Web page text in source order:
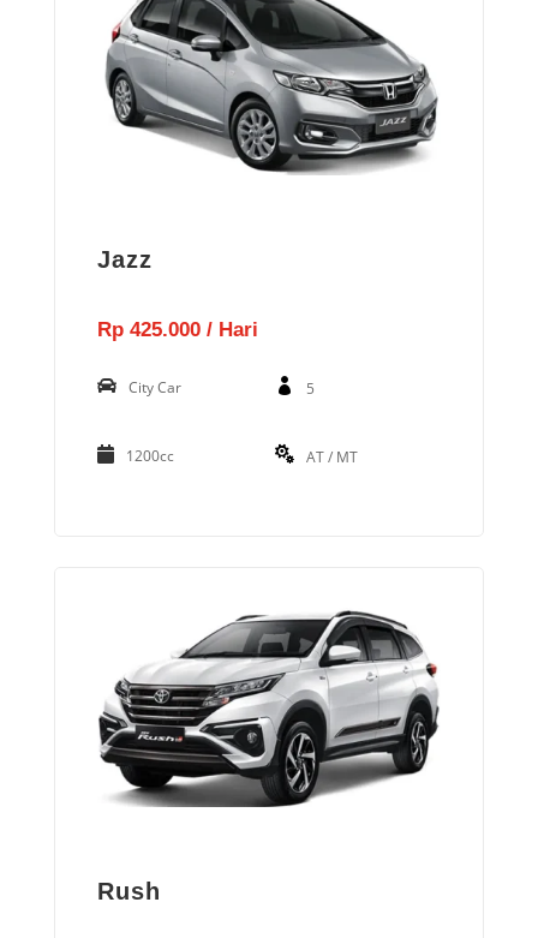
Jazz
Rp 425.000 / Hari
City Car 5
1200cc AT / MT
Rush